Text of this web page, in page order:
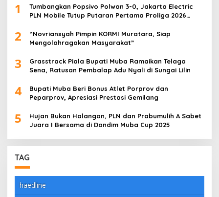
1
Tumbangkan Popsivo Polwan 3-0, Jakarta Electric
PLN Mobile Tutup Putaran Pertama Proliga 2026
2
“Novriansyah Pimpin KORMI Muratara, Siap
Mengolahragakan Masyarakat”
3
Grasstrack Piala Bupati Muba Ramaikan Telaga
Sena, Ratusan Pembalap Adu Nyali di Sungai Lilin
4
Bupati Muba Beri Bonus Atlet Porprov dan
Peparprov, Apresiasi Prestasi Gemilang
5
Hujan Bukan Halangan, PLN dan Prabumulih A Sabet
Juara I Bersama di Dandim Muba Cup 2025
TAG
haedline